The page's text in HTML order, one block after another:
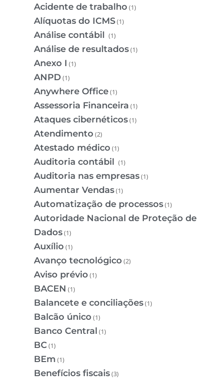
Acidente de trabalho (1)
Alíquotas do ICMS(1)
Análise contábil (1)
Análise de resultados(1)
Anexo I (1)
ANPD (1)
Anywhere Office(1)
Assessoria Financeira (1)
Ataques cibernéticos(1)
Atendimento (2)
Atestado médico (1)
Auditoria contábil (1)
Auditoria nas empresas(1)
Aumentar Vendas(1)
Automatização de processos(1)
Autoridade Nacional de Proteção de
Dados(1)
Auxílio (1)
Avanço tecnológico (2)
Aviso prévio (1)
BACEN (1)
Balancete e conciliações(1)
Balcão único (1)
Banco Central (1)
BC(1)
BEm (1)
Benefícios fiscais(3)